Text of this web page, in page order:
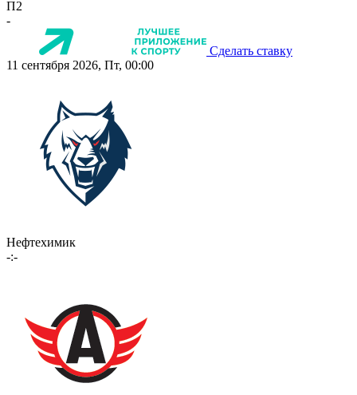
П2
-
Сделать ставку
11 сентября 2026, Пт, 00:00
Нефтехимик
-:-